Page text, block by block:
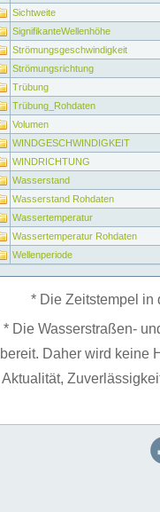
Sichtweite
SignifikanteWellenhöhe
Strömungsgeschwindigkeit
Strömungsrichtung
Trübung
Trübung_Rohdaten
Volumen
WINDGESCHWINDIGKEIT
WINDRICHTUNG
Wasserstand
Wasserstand Rohdaten
Wassertemperatur
Wassertemperatur Rohdaten
Wellenperiode
* Die Zeitstempel in
* Die Wasserstraßen-
bereit. Daher wird keine
Aktualität,